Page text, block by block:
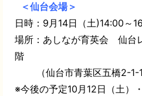
＜仙台会場＞
日時：9月14日（土)14:00～
場所：あしなが育英会 仙台
階
（仙台市青葉区五橋2-1-
※今後の予定10月12日（土）